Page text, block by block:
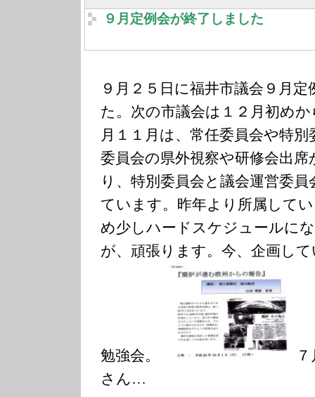
９月定例会が終了しました
９月２５日に福井市議会９月
た。次の市議会は１２月初め
月１１月は、常任委員会や特
委員会の県外視察や研修会出
り、特別委員会と議会運営委
ています。昨年より所属して
め少しハードスケジュールに
が、頑張ります。今、企画し
勉強会。
さん…